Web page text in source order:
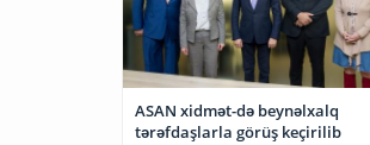
ASAN xidmət-də beynəlxalq
tərəfdaşlarla görüş keçirilib